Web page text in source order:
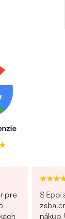
pre
S Eppi
nákup.